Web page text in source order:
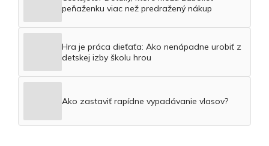
peňaženku viac než predražený nákup
Hra je práca dieťaťa: Ako nenápadne urobiť z
detskej izby školu hrou
Ako zastaviť rapídne vypadávanie vlasov?